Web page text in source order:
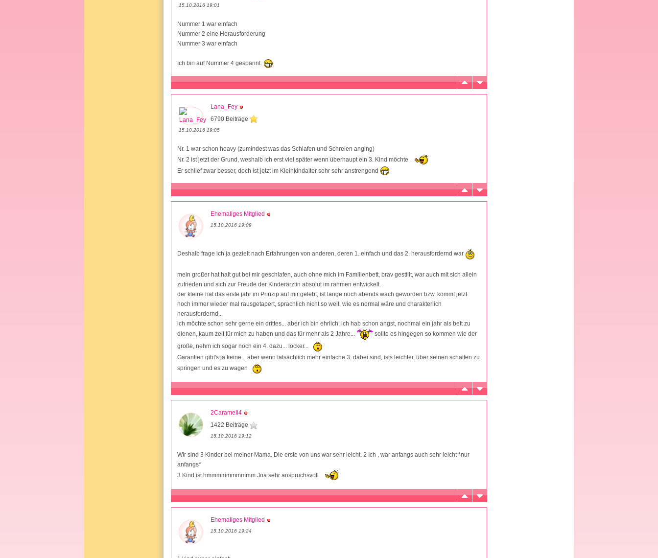
15.10.2016 19:01
Nummer 1 war einfach
Nummer 2 eine Herausforderung
Nummer 3 war einfach
Ich bin auf Nummer 4 gespannt.
Lana_Fey
6790 Beiträge
15.10.2016 19:05
Nr. 1 war schon heavy (zumindest was das Schlafen und Schreien anging)
Nr. 2 ist jetzt der Grund, weshalb ich erst viel später wenn überhaupt ein 3. Kind möchte
Er schlief zwar besser, doch ist jetzt im Kleinkindalter sehr sehr anstrengend
Ehemaliges Mitglied
15.10.2016 19:09
Deshalb frage ich ja gezielt nach Erfahrungen von anderen, deren 1. einfach und das 2. herausfordernd war
mein großer hat halt gut bei mir geschlafen, auch ohne mich im Familienbett, brav gestillt, war auch mit sich allein
zufrieden und sich zur Freude der Kinderärztin absolut im rahmen entwickelt.
der kleine hat das erste jahr im Prinzip auf mir gelebt, ist lange noch abends wach geworden bzw. kommt jetzt
noch immer wieder mal rausgetapert, sprachlich nicht so weit, wie es normal wäre und charakterlich
herausfordernd...
ich möchte schon sehr gerne ein drittes... aber ich bin ehrlich: ich hab schon angst, nochmal ein jahr als bett zu
dienen, kaum zeit für mich zu haben und das für mehr als 2 Jahre...
sollte es hingegen so kommen wie der
große, nehm ich sogar noch ein 4. dazu... locker...
Garantien gibt's ja keine... aber wenn tatsächlich mehr einfache 3. dabei sind, ists leichter, über seinen schatten zu
springen und es zu wagen
2Caramell4
1422 Beiträge
15.10.2016 19:12
Wir sind 3 Kinder bei meiner Mama. Die erste von uns war sehr leicht. 2 Ich , war anfangs auch sehr leicht *nur
anfangs*
3 Kind ist hmmmmmmmmmm Joa sehr anspruchsvoll
Ehemaliges Mitglied
15.10.2016 19:24